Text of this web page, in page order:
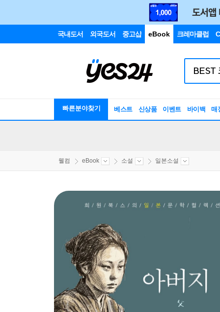
국내도서 외국도서 중고샵 eBook 크레마클럽
빠른분야찾기 베스트 신상품 이벤트 바이백 매
웰컴 eBook 소설 일본소설